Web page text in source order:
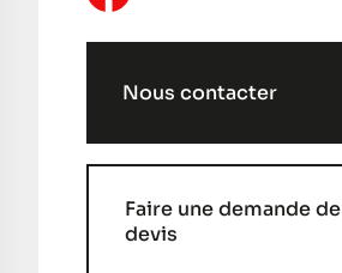
Nous contacter
Faire une demande de
devis